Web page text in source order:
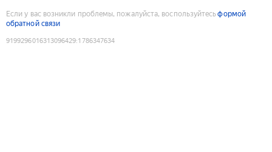
Если у вас возникли проблемы, пожалуйста, воспользуйтесьформой
обратной связи
9199296016313096429:1786347634